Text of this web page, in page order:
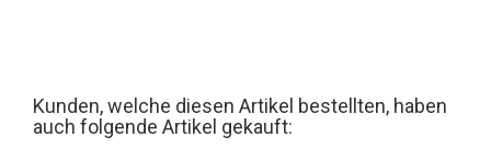
Kunden, welche diesen Artikel bestellten, haben
auch folgende Artikel gekauft: